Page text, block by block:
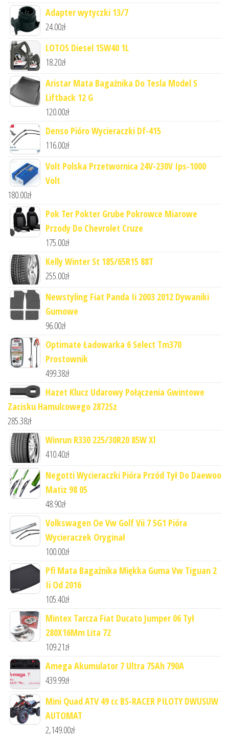
Adapter wytyczki 13/7
24.00zł
LOTOS Diesel 15W40 1L
18.20zł
Aristar Mata Bagażnika Do Tesla Model S
Liftback 12 G
120.00zł
Denso Pióro Wycieraczki Df-415
116.00zł
Volt Polska Przetwornica 24V-230V Ips-1000
Volt
180.00zł
Pok Ter Pokter Grube Pokrowce Miarowe
Przody Do Chevrolet Cruze
175.00zł
Kelly Winter St 185/65R15 88T
255.00zł
Newstyling Fiat Panda Ii 2003 2012 Dywaniki
Gumowe
96.00zł
Optimate Ładowarka 6 Select Tm370
Prostownik
499.38zł
Hazet Klucz Udarowy Połączenia Gwintowe
Zacisku Hamulcowego 2872Sz
285.38zł
Winrun R330 225/30R20 85W Xl
410.40zł
Negotti Wycieraczki Pióra Przód Tył Do Daewoo
Matiz 98 05
48.90zł
Volkswagen Oe Vw Golf Vii 7 5G1 Pióra
Wycieraczek Oryginał
100.00zł
Pfi Mata Bagażnika Miękka Guma Vw Tiguan 2
Ii Od 2016
105.40zł
Mintex Tarcza Fiat Ducato Jumper 06 Tył
280X16Mm Lita 72
109.21zł
Amega Akumulator 7 Ultra 75Ah 790A
439.99zł
Mini Quad ATV 49 cc BS-RACER PILOTY DWUSUW
AUTOMAT
2,149.00zł